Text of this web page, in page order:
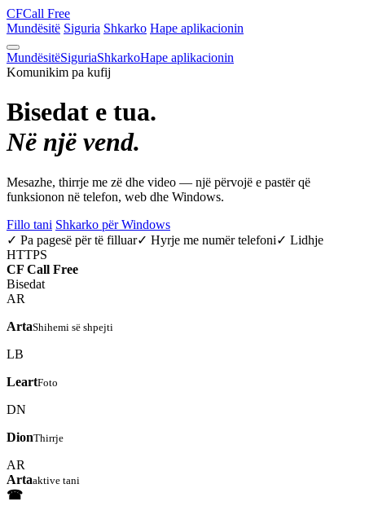
CFCall Free
Mundësitë Siguria Shkarko Hape aplikacionin
MundësitëSiguriaShkarkoHape aplikacionin
Komunikim pa kufij
Bisedat e tua.
Në një vend.
Mesazhe, thirrje me zë dhe video — një përvojë e pastër që
funksionon në telefon, web dhe Windows.
Fillo tani Shkarko për Windows
✓ Pa pagesë për të filluar✓ Hyrje me numër telefoni✓ Lidhje
HTTPS
CF Call Free
Bisedat
AR
ArtaShihemi së shpejti
LB
LeartFoto
DN
DionThirrje
AR
Artaaktive tani
☎